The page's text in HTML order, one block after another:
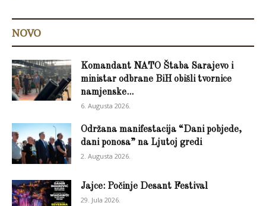
NOVO
Komandant NATO Štaba Sarajevo i
ministar odbrane BiH obišli tvornice
namjenske...
6. Augusta 2026.
Održana manifestacija “Dani pobjede,
dani ponosa” na Ljutoj gredi
2. Augusta 2026.
Jajce: Počinje Desant Festival
29. Jula 2026.